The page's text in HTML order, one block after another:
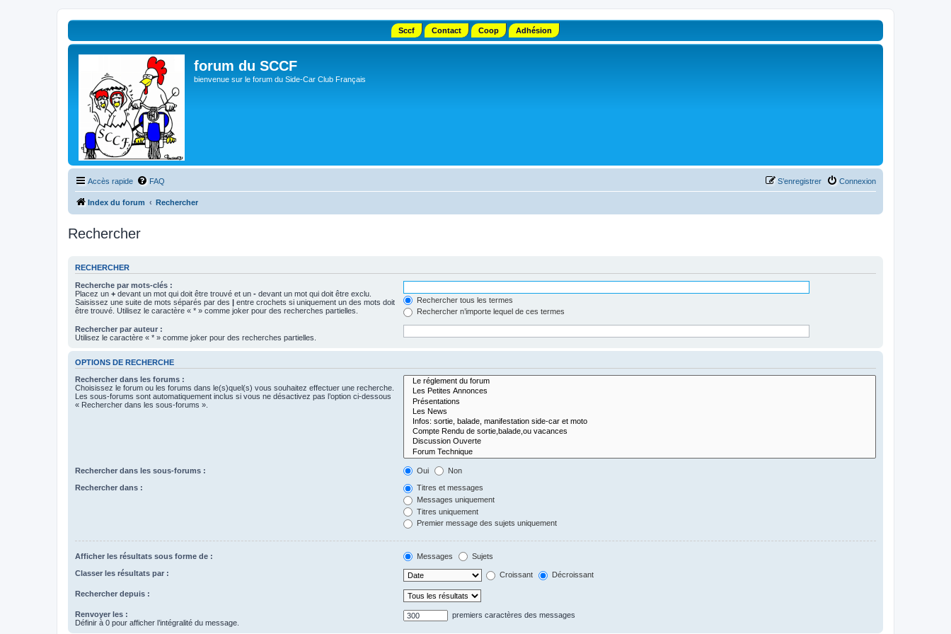
Sccf Contact Coop Adhésion
forum du SCCF
bienvenue sur le forum du Side-Car Club Français
Accès rapide FAQ Connexion
S’enregistrer
Index du forum Rechercher
Rechercher
RECHERCHER
Recherche par mots-clés :
Placez un + devant un mot qui doit être trouvé et un - devant un mot qui doit être exclu.
Saisissez une suite de mots séparés par des | entre crochets si uniquement un des mots doit
être trouvé. Utilisez le caractère « * » comme joker pour des recherches partielles.
Rechercher tous les termes
Rechercher n’importe lequel de ces termes
Rechercher par auteur :
Utilisez le caractère « * » comme joker pour des recherches partielles.
OPTIONS DE RECHERCHE
Rechercher dans les forums :
Choisissez le forum ou les forums dans le(s)quel(s) vous souhaitez effectuer une recherche.
Les sous-forums sont automatiquement inclus si vous ne désactivez pas l’option ci-dessous
« Rechercher dans les sous-forums ».
Rechercher dans les sous-forums : Oui Non
Rechercher dans :
Titres et messages
Messages uniquement
Titres uniquement
Premier message des sujets uniquement
Afficher les résultats sous forme de : Messages Sujets
Classer les résultats par : Croissant Décroissant
Rechercher depuis :
Renvoyer les :
Définir à 0 pour afficher l’intégralité du message.
premiers caractères des messages